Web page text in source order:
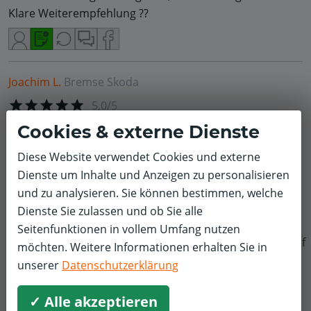
Klare Weiterempfehlung ??
Joachim L. Bremse Skoda
5,0/5
Super freundliches, kompetentes Team.
Alles unproblematisch und super flott perfekt erledigt!
Fairer Preis und super einfache Termin Vereinbarung
über die Web-Seite.
...da kann so manche Vertragshändler-Werkstatt
schlicht einpacken!
Cookies & externe Dienste
Diese Website verwendet Cookies und externe
Dienste um Inhalte und Anzeigen zu personalisieren
und zu analysieren. Sie können bestimmen, welche
Dienste Sie zulassen und ob Sie alle
Seitenfunktionen in vollem Umfang nutzen
möchten. Weitere Informationen erhalten Sie in
unserer Datenschutzerklärung
✓ Alle akzeptieren
f